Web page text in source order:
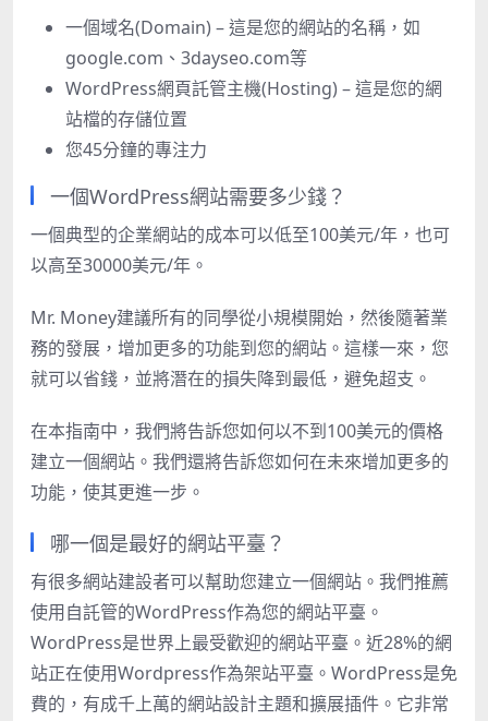
一個域名(Domain) – 這是您的網站的名稱，如
google.com、3dayseo.com等
WordPress網頁託管主機(Hosting) – 這是您的網
站檔的存儲位置
您45分鐘的專注力
一個WordPress網站需要多少錢？
一個典型的企業網站的成本可以低至100美元/年，也可
以高至30000美元/年。
Mr. Money建議所有的同學從小規模開始，然後隨著業
務的發展，增加更多的功能到您的網站。這樣一來，您
就可以省錢，並將潛在的損失降到最低，避免超支。
在本指南中，我們將告訴您如何以不到100美元的價格
建立一個網站。我們還將告訴您如何在未來增加更多的
功能，使其更進一步。
哪一個是最好的網站平臺？
有很多網站建設者可以幫助您建立一個網站。我們推薦
使用自託管的WordPress作為您的網站平臺。
WordPress是世界上最受歡迎的網站平臺。近28%的網
站正在使用Wordpress作為架站平臺。WordPress是免
費的，有成千上萬的網站設計主題和擴展插件。它非常